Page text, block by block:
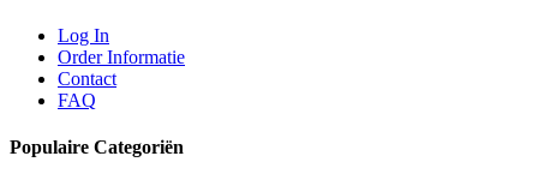
Log In
Order Informatie
Contact
FAQ
Populaire Categoriën